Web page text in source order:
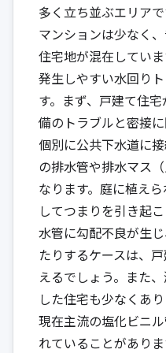
多く立ち並ぶエリア
マンションは少なく
住宅地が混在していま
発生しやすい水回り
す。まず、戸建て住
備のトラブルと密接
個別に公共下水道に
の排水管や排水マス
なります。庭に植え
してつまりを引き起
水管に勾配不良が生
たりするケースは、
えるでしょう。また
した住宅も少なくあ
現在主流の塩化ビニ
れていることがあり